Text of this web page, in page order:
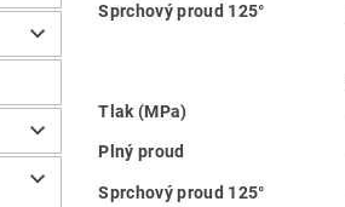
Sprchový proud 125°
Tlak (MPa)
Plný proud
Sprchový proud 125°